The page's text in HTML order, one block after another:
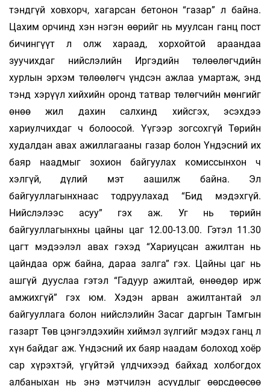
тэндгүй ховхорч, хагарсан бетонон “газар” л байна.
Цахим орчинд хэн нэгэн өөрийг нь муулсан ганц пост
бичингүүт л олж хараад, хорхойтой араандаа
зуучихдаг нийслэлийн Иргэдийн төлөөлөгчдийн
хурлын эрхэм төлөөлөгч үндсэн ажлаа умартаж, энд
тэнд хэрүүл хийхийн оронд татвар төлөгчийн мөнгийг
өнөө жил дахин салхинд хийсгэх, эсэхдээ
хариулчихдаг ч болоосой. Үүгээр зогсохгүй Төрийн
худалдан авах ажиллагааны газар болон Үндэсний их
баяр наадмыг зохион байгуулах комиссынхон ч
хэлгүй, дүлий мэт аашилж байна. Эл
байгууллагынхнаас тодруулахад “Бид мэдэхгүй.
Нийслэлээс асуу” гэх аж. Уг нь төрийн
байгууллагынхны цайны цаг 12.00-13.00. Гэтэл 11.30
цагт мэдээлэл авах гэхэд “Хариуцсан ажилтан нь
цайндаа орж байна, дараа залга” гэх. Цайны цаг нь
ашгүй дууслаа гэтэл “Гадуур ажилтай, өнөөдөр ирж
амжихгүй” гэх юм. Хэдэн арван ажилтантай эл
байгууллага болон нийслэлийн Засаг даргын Тамгын
газарт Төв цэнгэлдэхийн хиймэл зүлгийг мэдэх ганц л
хүн байдаг аж. Үндэсний их баяр наадам болоход хоёр
сар хүрэхтэй, үгүйтэй үлдчихээд байхад холбогдох
албаныхан нь энэ мэтчилэн асуудлыг өөрсдөөсөө